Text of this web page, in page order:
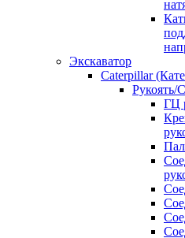
Экскаватор
Caterpillar
Рукоять/
ГЦ